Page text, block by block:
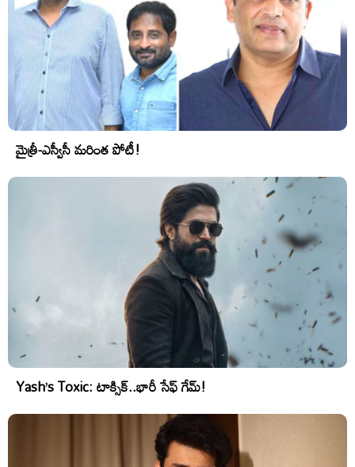
మైత్రీ-ఎస్వీసీ మరింత పోటీ!
Yash’s Toxic: టాక్సిక్..భారీ సేఫ్ గేమ్!